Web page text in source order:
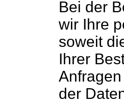
Bei der
wir Ihre
soweit
Ihrer
der